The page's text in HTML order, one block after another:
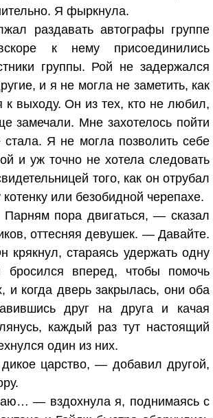
Я фыркнула.
раздавать автографы группе
к нему присоединились
группы. Рой не задержался
и я не могла не заметить, как
к выходу. Он из тех, кто не любил,
замечали. Мне захотелось пойти
Я не могла позволить себе
и уж точно не хотела следовать
того, как он отрубал
или безобидной черепахе.
пора двигаться, — сказал
оттесняя девушек. — Давайте.
стараясь удержать одну
бросился вперед, чтобы помочь
и когда дверь закрылась, они оба
друг на друга и качая
каждый раз тут настоящий
один из них.
царство, — добавил другой,
— вздохнула я, поднимаясь с